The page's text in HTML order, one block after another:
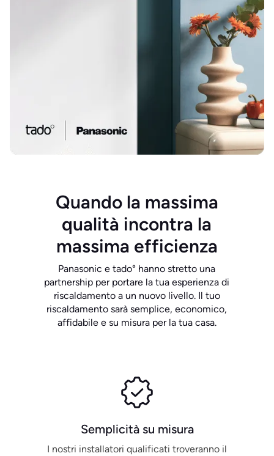
Quando la massima
qualità incontra la
massima efficienza
Panasonic e tado° hanno stretto una
partnership per portare la tua esperienza di
riscaldamento a un nuovo livello. Il tuo
riscaldamento sarà semplice, economico,
affidabile e su misura per la tua casa.
Semplicità su misura
I nostri installatori qualificati troveranno il